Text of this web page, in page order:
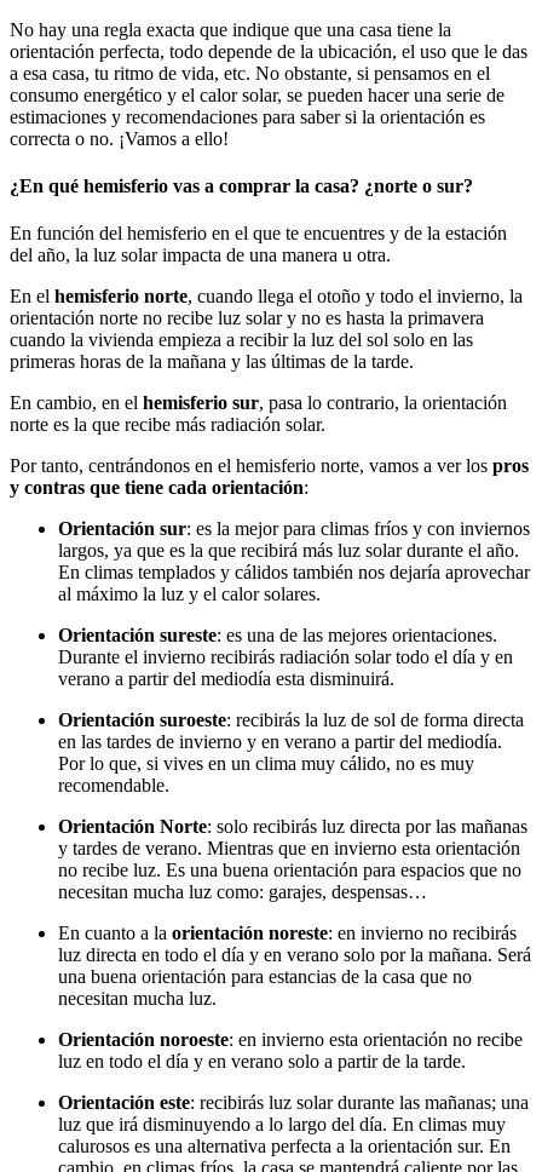
No hay una regla exacta que indique que una casa tiene la
orientación perfecta, todo depende de la ubicación, el uso que le das
a esa casa, tu ritmo de vida, etc. No obstante, si pensamos en el
consumo energético y el calor solar, se pueden hacer una serie de
estimaciones y recomendaciones para saber si la orientación es
correcta o no. ¡Vamos a ello!
¿En qué hemisferio vas a comprar la casa? ¿norte o sur?
En función del hemisferio en el que te encuentres y de la estación
del año, la luz solar impacta de una manera u otra.
En el hemisferio norte, cuando llega el otoño y todo el invierno, la
orientación norte no recibe luz solar y no es hasta la primavera
cuando la vivienda empieza a recibir la luz del sol solo en las
primeras horas de la mañana y las últimas de la tarde.
En cambio, en el hemisferio sur, pasa lo contrario, la orientación
norte es la que recibe más radiación solar.
Por tanto, centrándonos en el hemisferio norte, vamos a ver los pros
y contras que tiene cada orientación:
Orientación sur: es la mejor para climas fríos y con inviernos
largos, ya que es la que recibirá más luz solar durante el año.
En climas templados y cálidos también nos dejaría aprovechar
al máximo la luz y el calor solares.
Orientación sureste: es una de las mejores orientaciones.
Durante el invierno recibirás radiación solar todo el día y en
verano a partir del mediodía esta disminuirá.
Orientación suroeste: recibirás la luz de sol de forma directa
en las tardes de invierno y en verano a partir del mediodía.
Por lo que, si vives en un clima muy cálido, no es muy
recomendable.
Orientación Norte: solo recibirás luz directa por las mañanas
y tardes de verano. Mientras que en invierno esta orientación
no recibe luz. Es una buena orientación para espacios que no
necesitan mucha luz como: garajes, despensas…
En cuanto a la orientación noreste: en invierno no recibirás
luz directa en todo el día y en verano solo por la mañana. Será
una buena orientación para estancias de la casa que no
necesitan mucha luz.
Orientación noroeste: en invierno esta orientación no recibe
luz en todo el día y en verano solo a partir de la tarde.
Orientación este: recibirás luz solar durante las mañanas; una
luz que irá disminuyendo a lo largo del día. En climas muy
calurosos es una alternativa perfecta a la orientación sur. En